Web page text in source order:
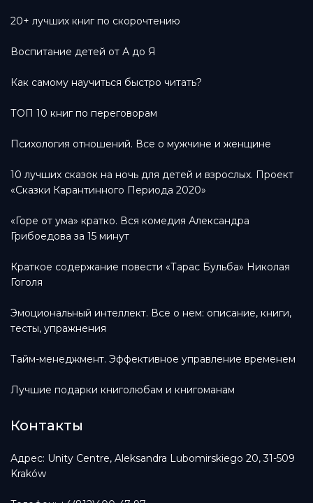
20+ лучших книг по скорочтению
Воспитание детей от А до Я
Как самому научиться быстро читать?
ТОП 10 книг по переговорам
Психология отношений. Все о мужчине и женщине
10 лучших сказок на ночь для детей и взрослых. Проект
«Сказки Карантинного Периода 2020»
«Горе от ума» кратко. Вся комедия Александра
Грибоедова за 15 минут
Краткое содержание повести «Тарас Бульба» Николая
Гоголя
Эмоциональный интеллект. Все о нем: описание, книги,
тесты, упражнения
Тайм-менеджмент. Эффективное управление временем
Лучшие подарки книголюбам и книгоманам
Контакты
Адрес: Unity Centre, Aleksandra Lubomirskiego 20, 31-509
Kraków